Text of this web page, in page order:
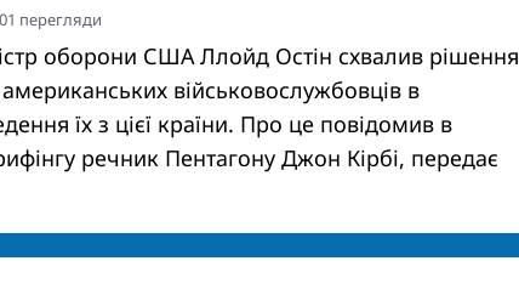
перегляди
оборони США Ллойд Остін схвалив рішення
військовослужбовців в
їх з цієї країни. Про це повідомив в
речник Пентагону Джон Кірбі, передає